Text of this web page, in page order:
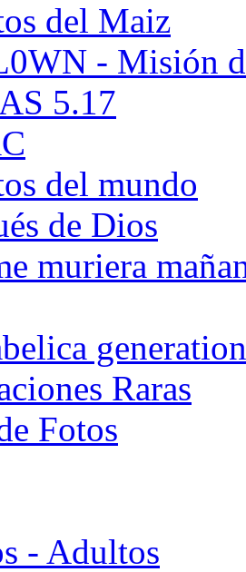
del Maiz
- Misión
5.17
del mundo
de Dios
muriera
Raras
Fotos
- Adultos